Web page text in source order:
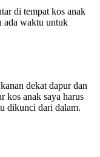
di tempat kos anak
ada waktu untuk
dekat dapur dan
kos anak saya harus
dikunci dari dalam.